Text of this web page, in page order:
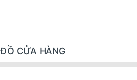
CỬA HÀNG